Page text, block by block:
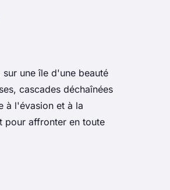
une île d'une beauté
cascades déchaînées
à l'évasion et à la
pour affronter en toute